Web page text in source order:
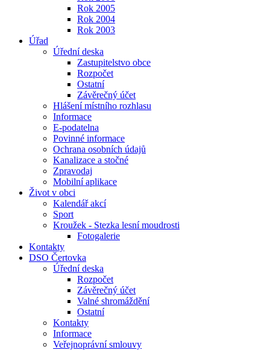
Rok 2005
Rok 2004
Rok 2003
Úřad
Úřední deska
Zastupitelstvo obce
Rozpočet
Ostatní
Závěrečný účet
Hlášení místního rozhlasu
Informace
E-podatelna
Povinné informace
Ochrana osobních údajů
Kanalizace a stočné
Zpravodaj
Mobilní aplikace
Život v obci
Kalendář akcí
Sport
Kroužek - Stezka lesní moudrosti
Fotogalerie
Kontakty
DSO Čertovka
Úřední deska
Rozpočet
Závěrečný účet
Valné shromáždění
Ostatní
Kontakty
Informace
Veřejnoprávní smlouvy